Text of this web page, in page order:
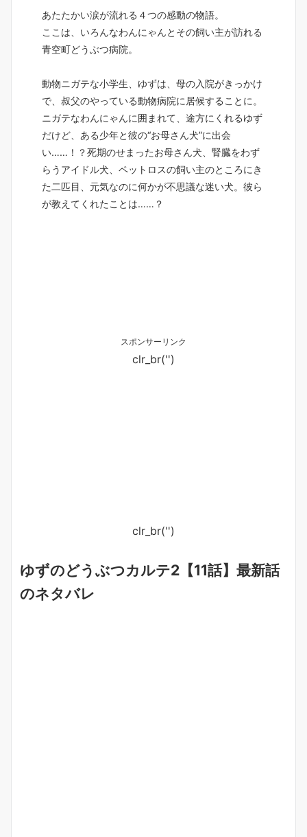
あたたかい涙が流れる４つの感動の物語。
ここは、いろんなわんにゃんとその飼い主が訪れる
青空町どうぶつ病院。
動物ニガテな小学生、ゆずは、母の入院がきっかけ
で、叔父のやっている動物病院に居候することに。
ニガテなわんにゃんに囲まれて、途方にくれるゆず
だけど、ある少年と彼の“お母さん犬”に出会
い……！？死期のせまったお母さん犬、腎臓をわず
らうアイドル犬、ペットロスの飼い主のところにき
た二匹目、元気なのに何かが不思議な迷い犬。彼ら
が教えてくれたことは……？
スポンサーリンク
clr_br('')
clr_br('')
ゆずのどうぶつカルテ2【11話】最新話
のネタバレ